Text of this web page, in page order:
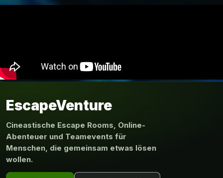
EscapeVenture
Cineastische Escape Rooms, Online-
Abenteuer und Teamevents für
Menschen, die gemeinsam etwas lösen
wollen.